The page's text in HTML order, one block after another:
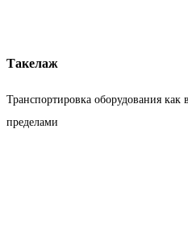
Такелаж
Транспортировка оборудования как
пределами